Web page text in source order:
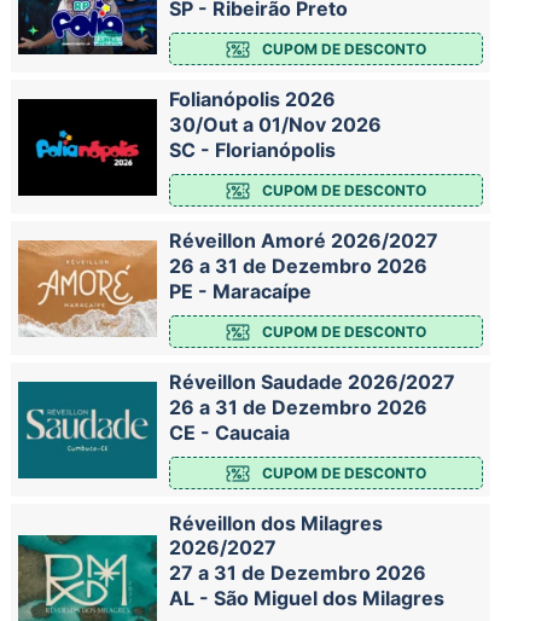
SP - Ribeirão Preto
CUPOM DE DESCONTO
Folianópolis 2026
30/Out a 01/Nov 2026
SC - Florianópolis
CUPOM DE DESCONTO
Réveillon Amoré 2026/2027
26 a 31 de Dezembro 2026
PE - Maracaípe
CUPOM DE DESCONTO
Réveillon Saudade 2026/2027
26 a 31 de Dezembro 2026
CE - Caucaia
CUPOM DE DESCONTO
Réveillon dos Milagres
2026/2027
27 a 31 de Dezembro 2026
AL - São Miguel dos Milagres